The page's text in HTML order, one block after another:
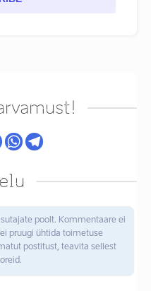
poolt. Kommentaare ei
pruugi ühtida toimetuse
postitust, teavita sellest